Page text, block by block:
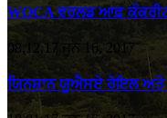
WOCA ਵਰਲਡ ਆਫ਼
08,12,17 ਜੂਨ 16, 2017
ਯਿਨਸ਼ਾਨ ਯੂਐਸਏ ਰੋਇਲ ਅਤੇ